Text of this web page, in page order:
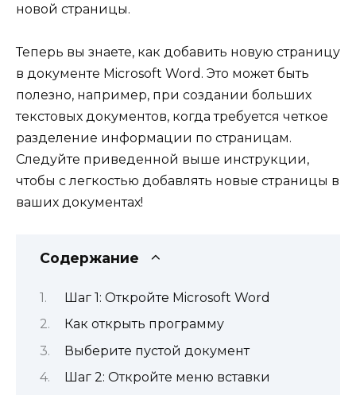
новой страницы.
Теперь вы знаете, как добавить новую страницу
в документе Microsoft Word. Это может быть
полезно, например, при создании больших
текстовых документов, когда требуется четкое
разделение информации по страницам.
Следуйте приведенной выше инструкции,
чтобы с легкостью добавлять новые страницы в
ваших документах!
Содержание
Шаг 1: Откройте Microsoft Word
Как открыть программу
Выберите пустой документ
Шаг 2: Откройте меню вставки